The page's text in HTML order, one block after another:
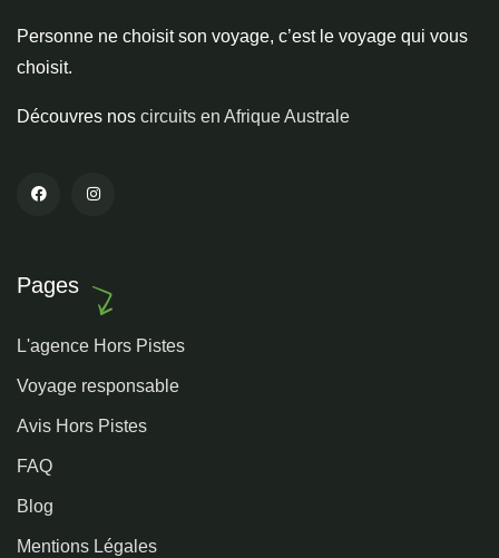
Personne ne choisit son voyage, c’est le voyage qui vous
choisit.
Découvres nos circuits en Afrique Australe
Pages
L'agence Hors Pistes
Voyage responsable
Avis Hors Pistes
FAQ
Blog
Mentions Légales